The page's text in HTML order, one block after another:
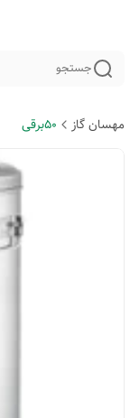
جستجو
مهسان گاز 50برقی